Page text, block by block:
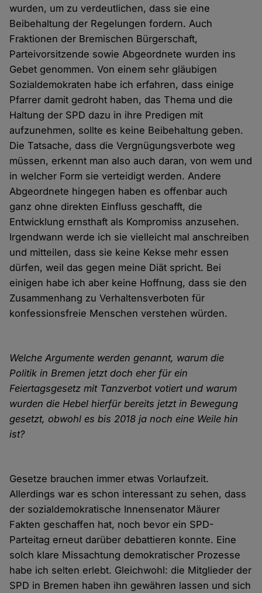
wurden, um zu verdeutlichen, dass sie eine
Beibehaltung der Regelungen fordern. Auch
Fraktionen der Bremischen Bürgerschaft,
Parteivorsitzende sowie Abgeordnete wurden ins
Gebet genommen. Von einem sehr gläubigen
Sozialdemokraten habe ich erfahren, dass einige
Pfarrer damit gedroht haben, das Thema und die
Haltung der SPD dazu in ihre Predigen mit
aufzunehmen, sollte es keine Beibehaltung geben.
Die Tatsache, dass die Vergnügungsverbote weg
müssen, erkennt man also auch daran, von wem und
in welcher Form sie verteidigt werden. Andere
Abgeordnete hingegen haben es offenbar auch
ganz ohne direkten Einfluss geschafft, die
Entwicklung ernsthaft als Kompromiss anzusehen.
Irgendwann werde ich sie vielleicht mal anschreiben
und mitteilen, dass sie keine Kekse mehr essen
dürfen, weil das gegen meine Diät spricht. Bei
einigen habe ich aber keine Hoffnung, dass sie den
Zusammenhang zu Verhaltensverboten für
konfessionsfreie Menschen verstehen würden.
Welche Argumente werden genannt, warum die
Politik in Bremen jetzt doch eher für ein
Feiertagsgesetz mit Tanzverbot votiert und warum
wurden die Hebel hierfür bereits jetzt in Bewegung
gesetzt, obwohl es bis 2018 ja noch eine Weile hin
ist?
Gesetze brauchen immer etwas Vorlaufzeit.
Allerdings war es schon interessant zu sehen, dass
der sozialdemokratische Innensenator Mäurer
Fakten geschaffen hat, noch bevor ein SPD-
Parteitag erneut darüber debattieren konnte. Eine
solch klare Missachtung demokratischer Prozesse
habe ich selten erlebt. Gleichwohl: die Mitglieder der
SPD in Bremen haben ihn gewähren lassen und sich